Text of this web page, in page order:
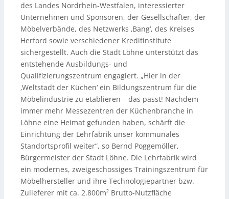
des Landes Nordrhein-Westfalen, interessierter
Unternehmen und Sponsoren, der Gesellschafter, der
Möbelverbände, des Netzwerks ‚Bang‘, des Kreises
Herford sowie verschiedener Kreditinstitute
sichergestellt. Auch die Stadt Löhne unterstützt das
entstehende Ausbildungs- und
Qualifizierungszentrum engagiert. „Hier in der
‚Weltstadt der Küchen‘ ein Bildungszentrum für die
Möbelindustrie zu etablieren – das passt! Nachdem
immer mehr Messezentren der Küchenbranche in
Löhne eine Heimat gefunden haben, schärft die
Einrichtung der Lehrfabrik unser kommunales
Standortsprofil weiter“, so Bernd Poggemöller,
Bürgermeister der Stadt Löhne. Die Lehrfabrik wird
ein modernes, zweigeschossiges Trainingszentrum für
Möbelhersteller und ihre Technologiepartner bzw.
Zulieferer mit ca. 2.800m² Brutto-Nutzfläche